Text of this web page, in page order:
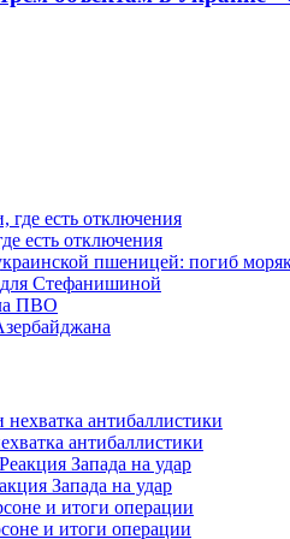
есть отключения
пшеницей: погиб
для Стефанишиной
ПВО
антибаллистики
Запада на удар
и итоги операции